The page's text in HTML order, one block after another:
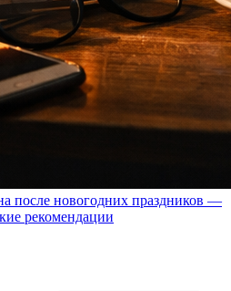
после новогодних праздников —
рекомендации